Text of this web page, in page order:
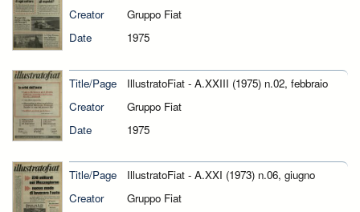
Creator
Gruppo Fiat
Date
1975
Title/Page
IllustratoFiat - A.XXIII (1975) n.02, febbraio
Creator
Gruppo Fiat
Date
1975
Title/Page
IllustratoFiat - A.XXI (1973) n.06, giugno
Creator
Gruppo Fiat